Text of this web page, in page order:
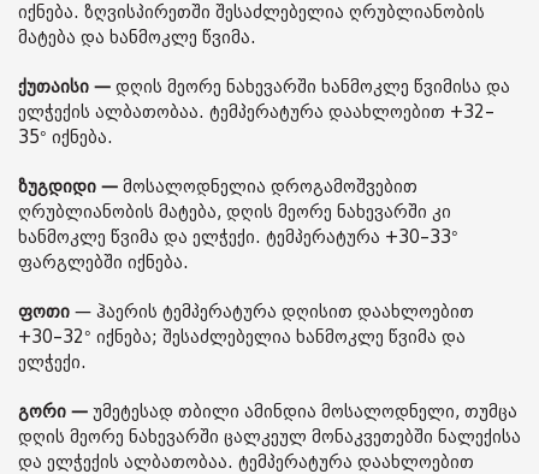
იქნება. ზღვისპირეთში შესაძლებელია ღრუბლიანობის
მატება და ხანმოკლე წვიმა.
ქუთაისი — დღის მეორე ნახევარში ხანმოკლე წვიმისა და
ელჭექის ალბათობაა. ტემპერატურა დაახლოებით +32–
35° იქნება.
ზუგდიდი — მოსალოდნელია დროგამოშვებით
ღრუბლიანობის მატება, დღის მეორე ნახევარში კი
ხანმოკლე წვიმა და ელჭექი. ტემპერატურა +30–33°
ფარგლებში იქნება.
ფოთი — ჰაერის ტემპერატურა დღისით დაახლოებით
+30–32° იქნება; შესაძლებელია ხანმოკლე წვიმა და
ელჭექი.
გორი — უმეტესად თბილი ამინდია მოსალოდნელი, თუმცა
დღის მეორე ნახევარში ცალკეულ მონაკვეთებში ნალექისა
და ელჭექის ალბათობაა. ტემპერატურა დაახლოებით